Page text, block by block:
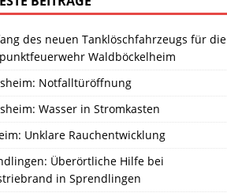
des neuen Tanklöschfahrzeugs für die
Waldböckelheim
Notfalltüröffnung
Wasser in Stromkasten
Unklare Rauchentwicklung
Überörtliche Hilfe bei
in Sprendlingen